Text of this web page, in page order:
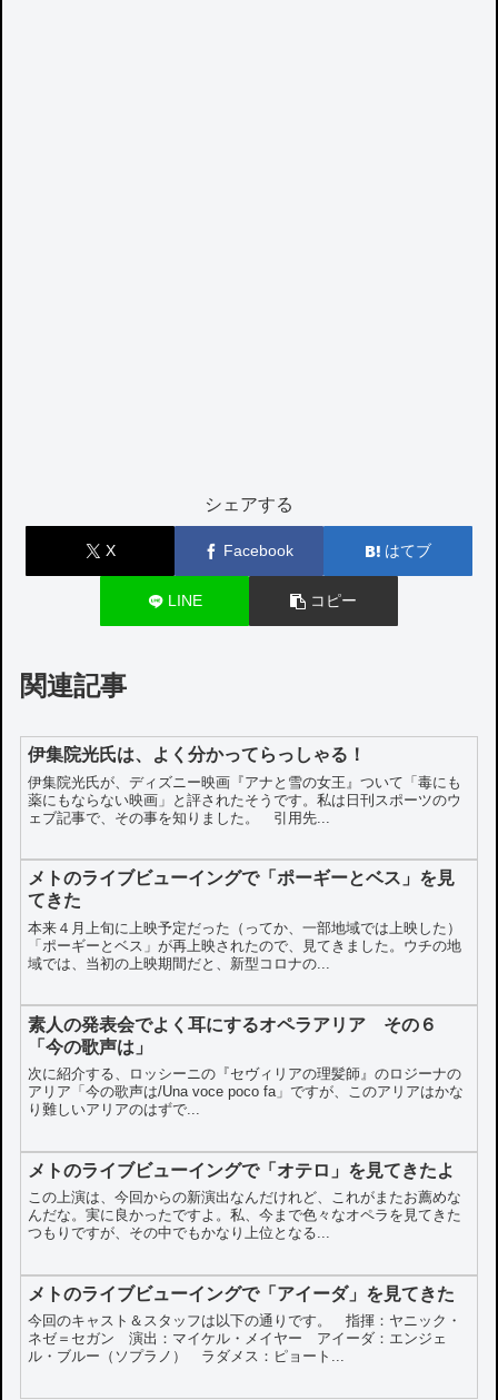
シェアする
X Facebook はてブ
LINE コピー
関連記事
伊集院光氏は、よく分かってらっしゃる！
伊集院光氏が、ディズニー映画『アナと雪の女王』ついて「毒にも
薬にもならない映画」と評されたそうです。私は日刊スポーツのウ
ェブ記事で、その事を知りました。 引用先...
メトのライブビューイングで「ポーギーとベス」を見
てきた
本来４月上旬に上映予定だった（ってか、一部地域では上映した）
「ポーギーとベス」が再上映されたので、見てきました。ウチの地
域では、当初の上映期間だと、新型コロナの...
素人の発表会でよく耳にするオペラアリア その６
「今の歌声は」
次に紹介する、ロッシーニの『セヴィリアの理髪師』のロジーナの
アリア「今の歌声は/Una voce poco fa」ですが、このアリアはかな
り難しいアリアのはずで...
メトのライブビューイングで「オテロ」を見てきたよ
この上演は、今回からの新演出なんだけれど、これがまたお薦めな
んだな。実に良かったですよ。私、今まで色々なオペラを見てきた
つもりですが、その中でもかなり上位となる...
メトのライブビューイングで「アイーダ」を見てきた
今回のキャスト＆スタッフは以下の通りです。 指揮：ヤニック・
ネゼ＝セガン 演出：マイケル・メイヤー アイーダ：エンジェ
ル・ブルー（ソプラノ） ラダメス：ピョート...